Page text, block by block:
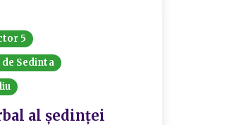
5
Sedinta
al ședinței